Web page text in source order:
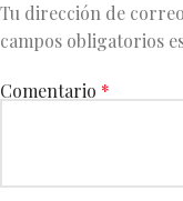
Tu dirección de
campos obligatorios
Comentario *